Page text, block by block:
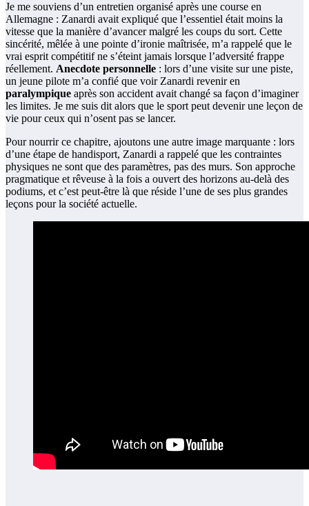
Je me souviens d’un entretien organisé après une course en
Allemagne : Zanardi avait expliqué que l’essentiel était moins la
vitesse que la manière d’avancer malgré les coups du sort. Cette
sincérité, mêlée à une pointe d’ironie maîtrisée, m’a rappelé que le
vrai esprit compétitif ne s’éteint jamais lorsque l’adversité frappe
réellement. Anecdote personnelle : lors d’une visite sur une piste,
un jeune pilote m’a confié que voir Zanardi revenir en
paralympique après son accident avait changé sa façon d’imaginer
les limites. Je me suis dit alors que le sport peut devenir une leçon de
vie pour ceux qui n’osent pas se lancer.
Pour nourrir ce chapitre, ajoutons une autre image marquante : lors
d’une étape de handisport, Zanardi a rappelé que les contraintes
physiques ne sont que des paramètres, pas des murs. Son approche
pragmatique et rêveuse à la fois a ouvert des horizons au-delà des
podiums, et c’est peut-être là que réside l’une de ses plus grandes
leçons pour la société actuelle.